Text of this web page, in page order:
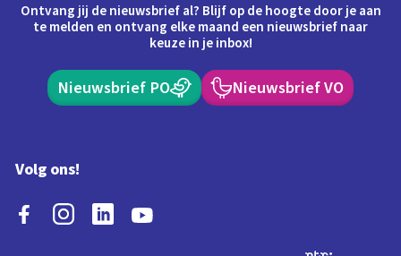
Ontvang jij de nieuwsbrief al? Blijf op de hoogte door je aan
te melden en ontvang elke maand een nieuwsbrief naar
keuze in je inbox!
Nieuwsbrief PO Nieuwsbrief VO
Volg ons!